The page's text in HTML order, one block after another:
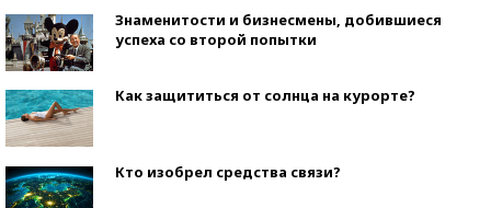
Знаменитости и бизнесмены, добившиеся
успеха со второй попытки
Как защититься от солнца на курорте?
Кто изобрел средства связи?